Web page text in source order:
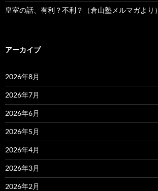
皇室の話、有利？不利？（倉山塾メルマガより）
アーカイブ
2026年8月
2026年7月
2026年6月
2026年5月
2026年4月
2026年3月
2026年2月